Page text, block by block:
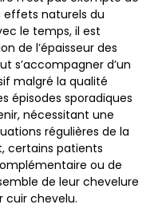
naturels du
le temps, il est
de l’épaisseur des
s’accompagner d’un
malgré la qualité
épisodes sporadiques
nécessitant une
régulières de la
certains patients
ou de
de leur chevelure
cuir chevelu.